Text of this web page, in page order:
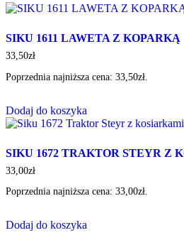
SIKU 1611 LAWETA Z KOPARKĄ
33,50zł
Poprzednia najniższa cena: 33,50zł
Dodaj do koszyka
SIKU 1672 TRAKTOR STEYR Z
33,00zł
Poprzednia najniższa cena: 33,00zł.
Dodaj do koszyka